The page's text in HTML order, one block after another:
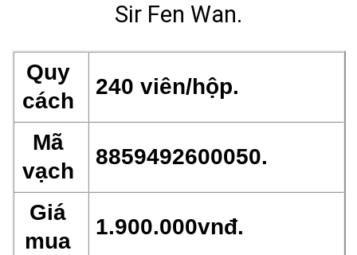
Sir Fen Wan.
Quy
cách
240 viên/hộp.
Mã
vạch
8859492600050.
Giá
mua
1.900.000vnđ.